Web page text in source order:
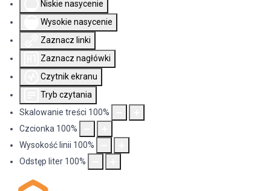
Niskie nasycenie
Wysokie nasycenie
Zaznacz linki
Zaznacz nagłówki
Czytnik ekranu
Tryb czytania
Skalowanie treści 100%
Czcionka 100%
Wysokość linii 100%
Odstęp liter 100%